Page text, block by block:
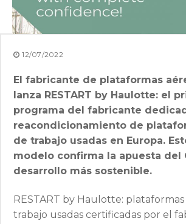
12/07/2022
El fabricante de plataformas
lanza RESTART by Haulotte: el
programa del fabricante
reacondicionamiento de
de trabajo usadas en Europa.
modelo confirma la apuesta del
desarrollo más sostenible.
RESTART by Haulotte: plataformas
trabajo usadas certificadas por el